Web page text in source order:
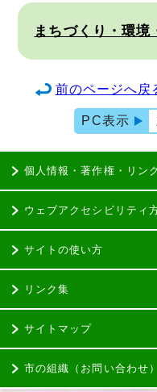
まちづくり・環境
前のページへ戻
PC表示
個人情報・著作権・リン
ウェブアクセシビリティ
サイトの使い方
リンク集
サイトマップ
市の組織（お問い合わせ）